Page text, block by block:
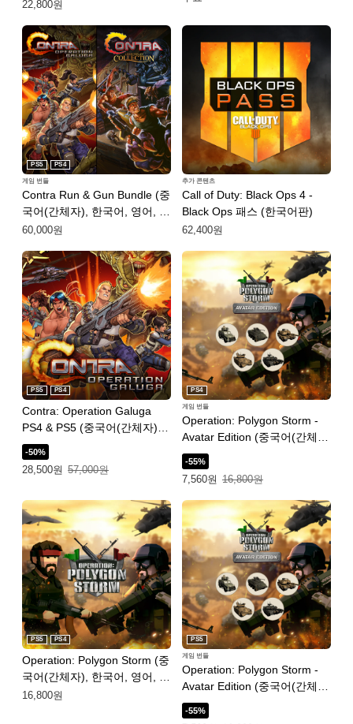
22,800원
Contra Run & Gun Bundle (중
국어(간체자), 한국어, 영어, 일
본어, 중국어(번체자))
PS5 PS4
게임 번들
60,000원
Call of Duty: Black Ops 4 -
Black Ops 패스 (한국어판)
추가 콘텐츠
62,400원
Contra: Operation Galuga
PS4 & PS5 (중국어(간체자),
한국어, 영어, 일본어, 중국어
(번체자))
PS5 PS4
-50%
28,500원
특별가: 28,500원. 일반가: 57,000원.
57,000원
Operation: Polygon Storm -
Avatar Edition (중국어(간체
자), 한국어, 영어, 일본어, 중
국어(번체자))
PS4
게임 번들
-55%
7,560원
특별가: 7,560원. 일반가: 16,800원.
16,800원
Operation: Polygon Storm (중
국어(간체자), 한국어, 영어, 일
본어, 중국어(번체자))
PS5 PS4
16,800원
Operation: Polygon Storm -
Avatar Edition (중국어(간체
자), 한국어, 영어, 일본어, 중
국어(번체자))
PS5
게임 번들
-55%